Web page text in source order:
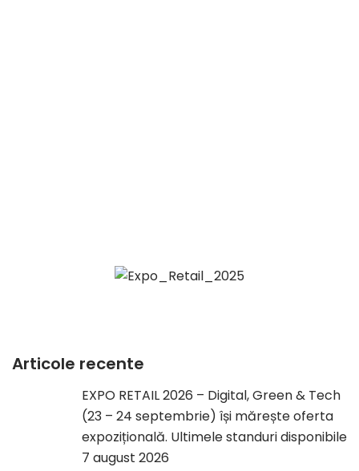
Articole recente
EXPO RETAIL 2026 – Digital, Green & Tech
(23 – 24 septembrie) își mărește oferta
expozițională. Ultimele standuri disponibile
7 august 2026